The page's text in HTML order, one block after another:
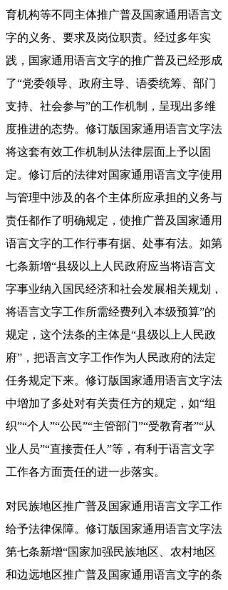
育机构等不同主体推广普及国家通用语言文
字的义务、要求及岗位职责。经过多年实
践，国家通用语言文字的推广普及已经形成
了“党委领导、政府主导、语委统筹、部门
支持、社会参与”的工作机制，呈现出多维
度推进的态势。修订版国家通用语言文字法
将这套有效工作机制从法律层面上予以固
定。修订后的法律对国家通用语言文字使用
与管理中涉及的各个主体所应承担的义务与
责任都作了明确规定，使推广普及国家通用
语言文字的工作行事有据、处事有法。如第
七条新增“县级以上人民政府应当将语言文
字事业纳入国民经济和社会发展相关规划，
将语言文字工作所需经费列入本级预算”的
规定，这个法条的主体是“县级以上人民政
府”，把语言文字工作作为人民政府的法定
任务规定下来。修订版国家通用语言文字法
中增加了多处对有关责任方的规定，如“组
织”“个人”“公民”“主管部门”“受教育者”“从
业人员”“直接责任人”等，有利于语言文字
工作各方面责任的进一步落实。
对民族地区推广普及国家通用语言文字工作
给予法律保障。修订版国家通用语言文字法
第七条新增“国家加强民族地区、农村地区
和边远地区推广普及国家通用语言文字的条